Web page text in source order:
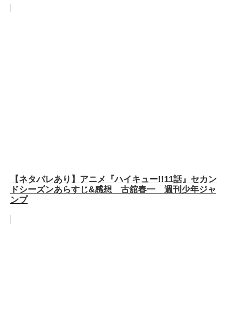
【ネタバレあり】アニメ『ハイキュー!!11話』セカン
ドシーズンあらすじ&感想 古舘春一 週刊少年ジャ
ンプ